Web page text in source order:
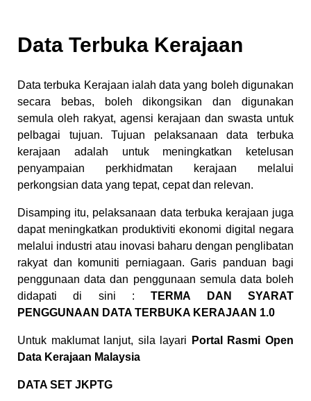
Data Terbuka Kerajaan
Data terbuka Kerajaan ialah data yang boleh digunakan
secara bebas, boleh dikongsikan dan digunakan
semula oleh rakyat, agensi kerajaan dan swasta untuk
pelbagai tujuan. Tujuan pelaksanaan data terbuka
kerajaan adalah untuk meningkatkan ketelusan
penyampaian perkhidmatan kerajaan melalui
perkongsian data yang tepat, cepat dan relevan.
Disamping itu, pelaksanaan data terbuka kerajaan juga
dapat meningkatkan produktiviti ekonomi digital negara
melalui industri atau inovasi baharu dengan penglibatan
rakyat dan komuniti perniagaan. Garis panduan bagi
penggunaan data dan penggunaan semula data boleh
didapati di sini :TERMA DAN SYARAT
PENGGUNAAN DATA TERBUKA KERAJAAN 1.0
Untuk maklumat lanjut, sila layari
Portal Rasmi Open
Data Kerajaan Malaysia
DATA SET JKPTG